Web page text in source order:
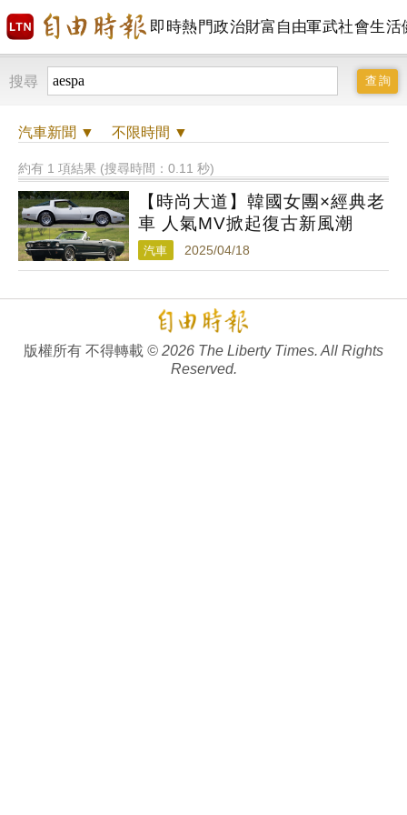
即時熱門政治財富自由軍武社會生活
搜尋
汽車新聞 ▼ 不限時間 ▼
約有 1 項結果 (搜尋時間：0.11 秒)
【時尚大道】韓國女團×經典老
車 人氣MV掀起復古新風潮
汽車 2025/04/18
版權所有 不得轉載 © 2026 The Liberty Times. All Rights
Reserved.